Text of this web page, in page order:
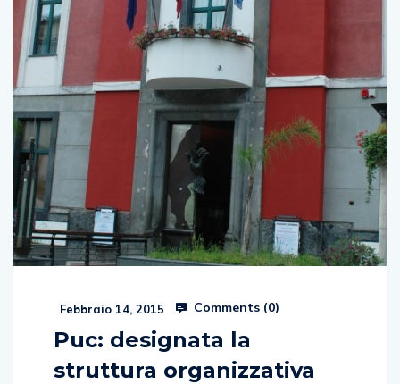
Febbraio 14, 2015 Comments (0)
Puc: designata la
struttura organizzativa